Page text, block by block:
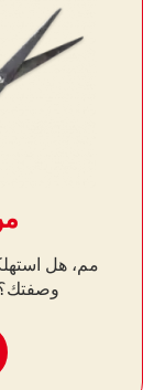
مم، هل
وصفتك؟